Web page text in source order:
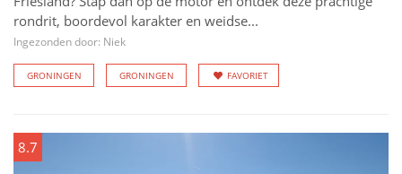
rondrit, boordevol karakter en weidse...
Ingezonden door: Niek
GRONINGEN GRONINGEN FAVORIET
8.7